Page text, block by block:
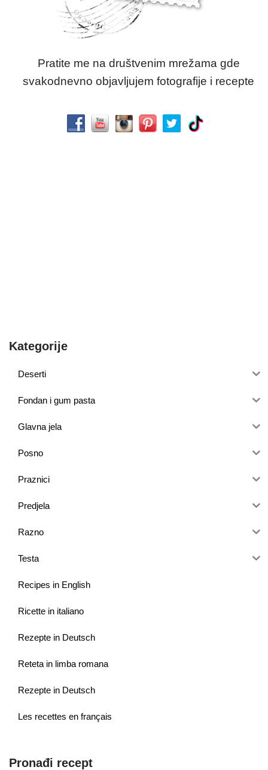
Pratite me na društvenim mrežama gde
svakodnevno objavljujem fotografije i recepte
Kategorije
Deserti
Fondan i gum pasta
Glavna jela
Posno
Praznici
Predjela
Razno
Testa
Recipes in English
Ricette in italiano
Rezepte in Deutsch
Reteta in limba romana
Rezepte in Deutsch
Les recettes en français
Pronađi recept